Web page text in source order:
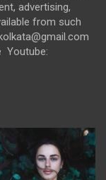
advertising,
from such
Youtube: